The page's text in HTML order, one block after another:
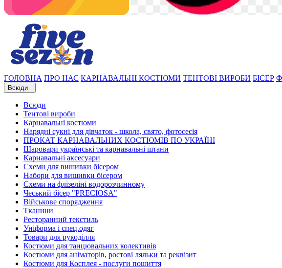
ГОЛОВНА ПРО НАС КАРНАВАЛЬНІ КОСТЮМИ ТЕНТОВІ ВИРОБИ БІСЕР
Всюди
Всюди
Тентові вироби
Карнавальні костюми
Нарядні сукні для дівчаток - школа, свято, фотосесія
ПРОКАТ КАРНАВАЛЬНИХ КОСТЮМІВ ПО УКРАЇНІ
Шаровари українські та карнавальні штани
Карнавальні аксесуари
Схеми для вишивки бісером
Набори для вишивки бісером
Схеми на флізеліні водорозчинному
Чеський бісер "PRECIOSA"
Військове спорядження
Тканини
Ресторанний текстиль
Уніформа і спец.одяг
Товари для рукоділля
Костюми для танцювальних колективів
Костюми для аніматорів, ростові ляльки та реквізит
Костюми для Косплея - послуги пошиття